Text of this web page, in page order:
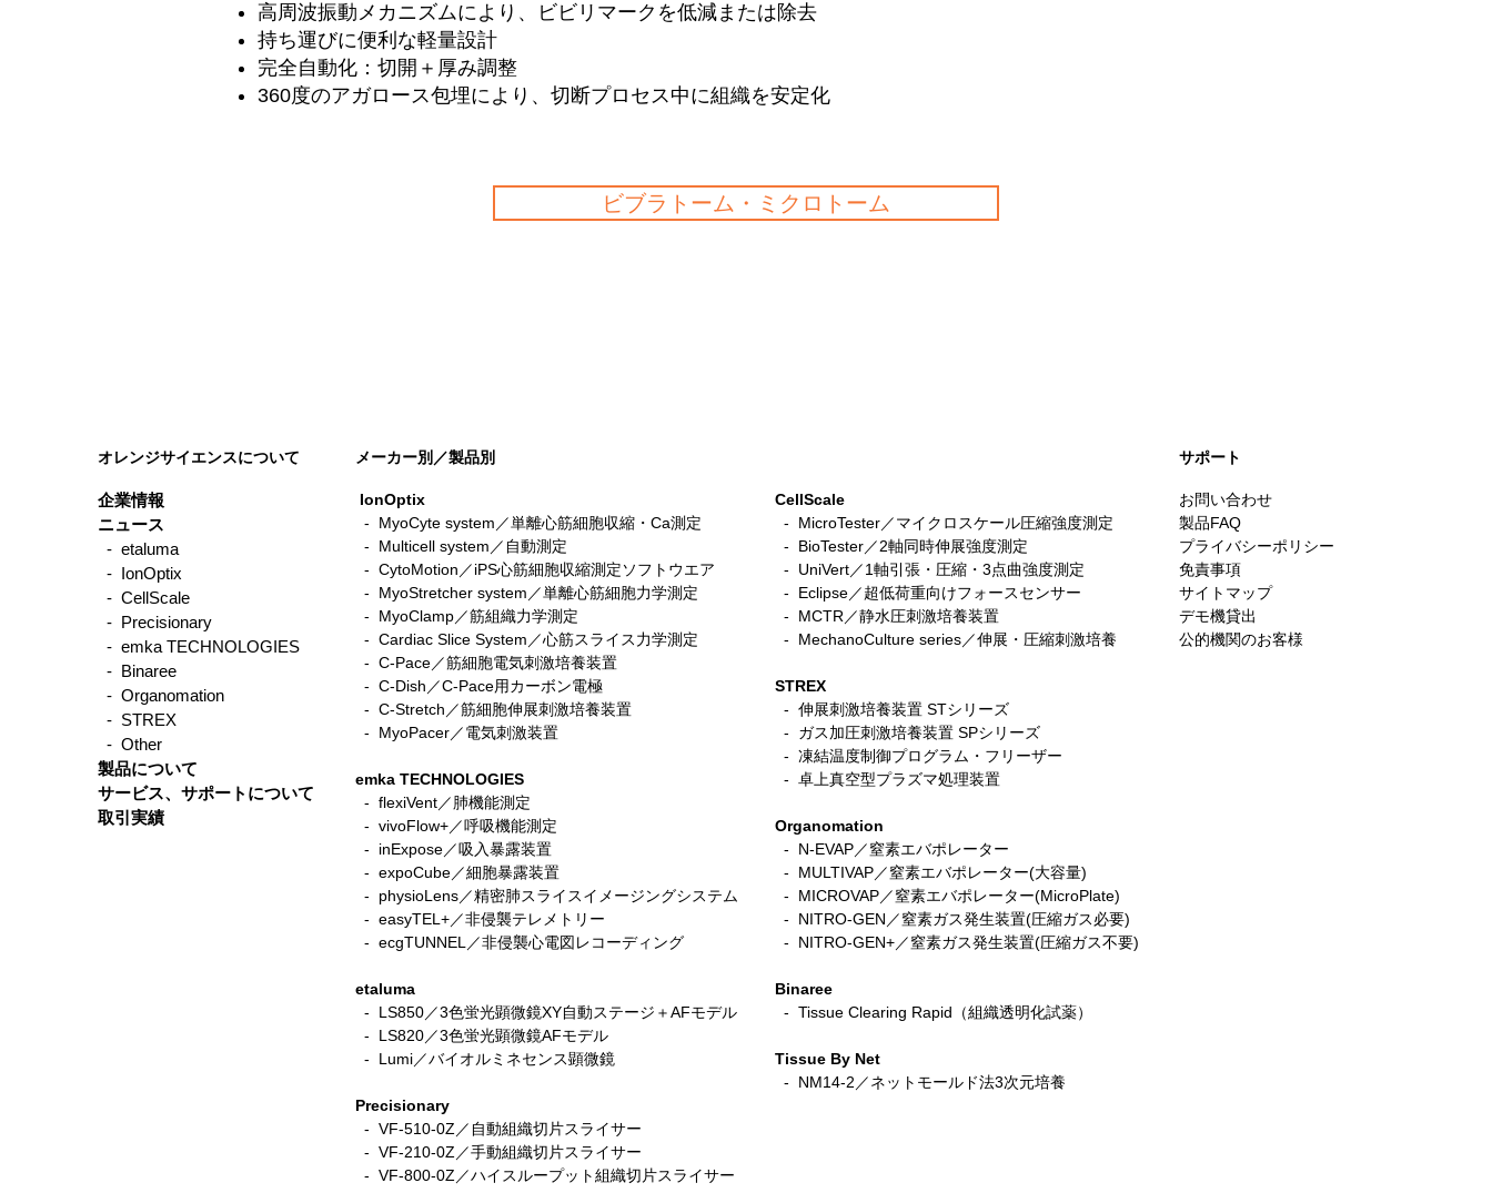
高周波振動メカニズムにより、ビビリマークを低減または除去
持ち運びに便利な軽量設計
完全自動化：切開＋厚み調整
360度のアガロース包埋により、切断プロセス中に組織を安定化
ビブラトーム・ミクロトーム
オレンジサイエンスについて メーカー別／製品別 ​サポート
企業情報
ニュース
- etaluma
- IonOptix
- CellScale
- Precisionary
- emka TECHNOLOGIES
- Binaree
- Organomation
- STREX
- Other
製品について
サービス、サポートについて
取引実績
IonOptix
- MyoCyte system／単離心筋細胞収縮・Ca測定
- Multicell system／自動測定
- CytoMotion／iPS心筋細胞収縮測定ソフトウエア
- MyoStretcher system／単離心筋細胞力学測定
- MyoClamp／筋組織力学測定
- Cardiac Slice System／心筋スライス力学測定
- C-Pace／筋細胞電気刺激培養装置
- C-Dish／C-Pace用カーボン電極
- C-Stretch／筋細胞伸展刺激培養装置
​ - MyoPacer／電気刺激装置
emka TECHNOLOGIES
- flexiVent／肺機能測定
- vivoFlow+／呼吸機能測定
- inExpose／吸入暴露装置
- expoCube／細胞暴露装置
- physioLens／精密肺スライスイメージングシステム
- easyTEL+／非侵襲テレメトリー
- ecgTUNNEL／非侵襲心電図レコーディング
etaluma
- LS850／3色蛍光顕微鏡XY自動ステージ＋AFモデル
- LS820／3色蛍光顕微鏡AFモデル
- Lumi／バイオルミネセンス顕微鏡
Precisionary
- VF-510-0Z／自動組織切片スライサー
- VF-210-0Z／手動組織切片スライサー
- VF-800-0Z／ハイスループット組織切片スライサー
CellScale
- MicroTester／マイクロスケール圧縮強度測定
- BioTester／2軸同時伸展強度測定
- UniVert／1軸引張・圧縮・3点曲強度測定
- Eclipse／超低荷重向けフォースセンサー
- MCTR／静水圧刺激培養装置
- MechanoCulture series／伸展・圧縮刺激培養
STREX
- 伸展刺激培養装置 STシリーズ
- ガス加圧刺激培養装置 SPシリーズ
- 凍結温度制御プログラム・フリーザー
- 卓上真空型プラズマ処理装置
Organomation
- N-EVAP／窒素エバポレーター
- MULTIVAP／窒素エバポレーター(大容量)
- MICROVAP／窒素エバポレーター(MicroPlate)
- NITRO-GEN／窒素ガス発生装置(圧縮ガス必要)
- NITRO-GEN+／窒素ガス発生装置(圧縮ガス不要)
Binaree
- Tissue Clearing Rapid（組織透明化試薬）
Tissue By Net
- NM14-2／ネットモールド法3次元培養
お問い合わせ
製品FAQ
プライバシーポリシー
免責事項
サイトマップ
デモ機貸出
公的機関のお客様